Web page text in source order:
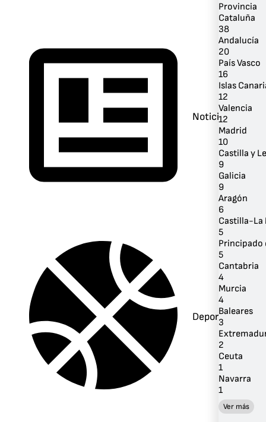
Noticias
Deportes
Provincia
Cataluña
38
Andalucía
20
País Vasco
16
Islas
12
Valencia
12
Madrid
10
Castilla y
9
Galicia
9
Aragón
6
Castilla-La
5
Principado
5
Cantabria
4
Murcia
4
Baleares
3
2
Ceuta
1
Navarra
1
Ver más